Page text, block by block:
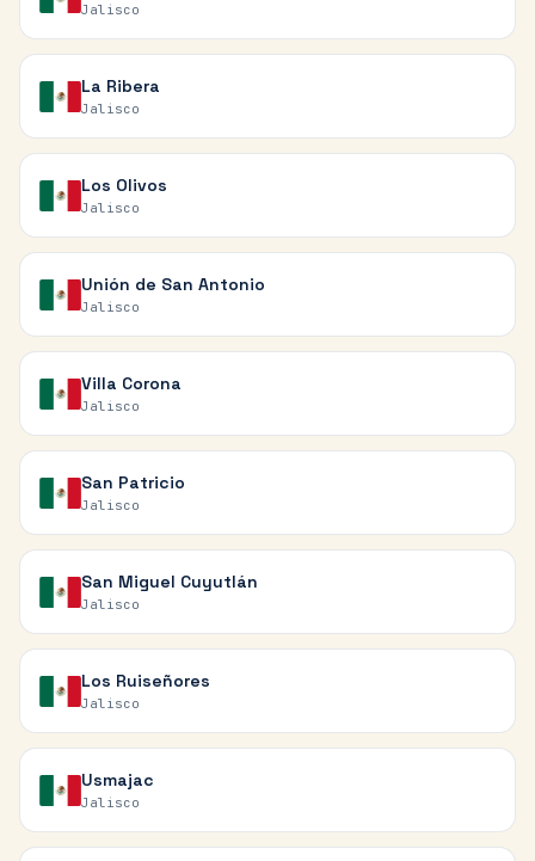
Jalisco
La Ribera
Jalisco
Los Olivos
Jalisco
Unión de San Antonio
Jalisco
Villa Corona
Jalisco
San Patricio
Jalisco
San Miguel Cuyutlán
Jalisco
Los Ruiseñores
Jalisco
Usmajac
Jalisco